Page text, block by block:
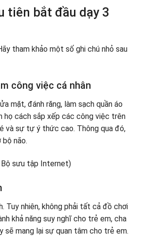
tiên bắt đầu dạy 3
tham khảo một số ghi chú nhỏ sau
công việc cá nhân
mặt, đánh răng, làm sạch quần áo
họ cách sắp xếp các công việc trên
và sự tự ý thức cao. Thông qua đó,
não.
nhiên, không phải tất cả đồ chơi
khả năng suy nghĩ cho trẻ em, cha
sẽ mang lại sự quan tâm cho trẻ em.